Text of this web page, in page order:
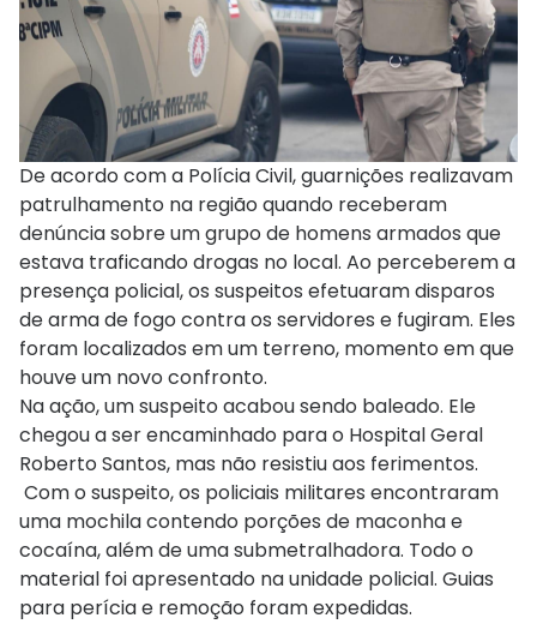
De acordo com a Polícia Civil, guarnições realizavam
patrulhamento na região quando receberam
denúncia sobre um grupo de homens armados que
estava traficando drogas no local. Ao perceberem a
presença policial, os suspeitos efetuaram disparos
de arma de fogo contra os servidores e fugiram. Eles
foram localizados em um terreno, momento em que
houve um novo confronto.
Na ação, um suspeito acabou sendo baleado. Ele
chegou a ser encaminhado para o Hospital Geral
Roberto Santos, mas não resistiu aos ferimentos.
Com o suspeito, os policiais militares encontraram
uma mochila contendo porções de maconha e
cocaína, além de uma submetralhadora. Todo o
material foi apresentado na unidade policial. Guias
para perícia e remoção foram expedidas.